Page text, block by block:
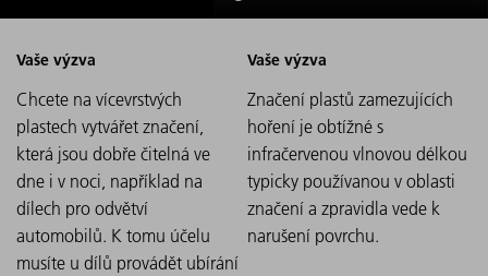
Chcete na vícevrstvých
plastech vytvářet značení,
která jsou dobře čitelná ve
dne i v noci, například na
dílech pro odvětví
automobilů. K tomu účelu
musíte u dílů provádět ubírání
Značení plastů zamezujících
hoření je obtížné s
infračervenou vlnovou délkou
typicky používanou v oblasti
značení a zpravidla vede k
narušení povrchu.